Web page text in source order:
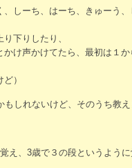
しーち、はーち、きゅーう、
下りしたり、
け声かけてたら、最初は１
）
しれないけど、そのうち教え
え、3歳で３の段というよう